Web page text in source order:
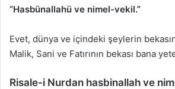
“Hasbünallahü ve nimel-vekil.”
Evet, dünya ve içindeki şeylerin
Malik, Sani ve Fatırının bekası bana
Risale-i Nurdan hasbinallah ve